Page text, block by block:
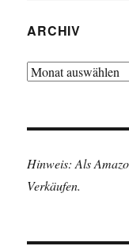
ARCHIV
Archiv
Hinweis: Als
Verkäufen.